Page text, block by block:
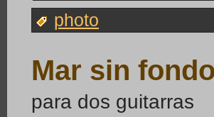
photo
Mar sin
para dos guitarras